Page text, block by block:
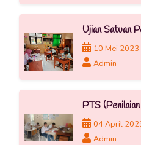
Ujian Satuan
10 Mei 2023
Admin
PTS
04 April
Admin